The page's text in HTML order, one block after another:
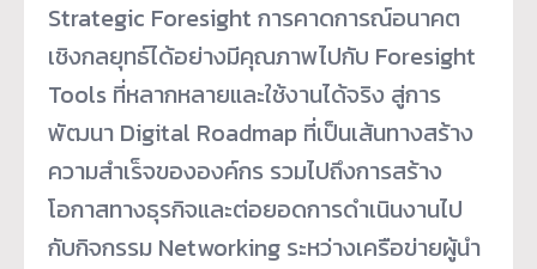
Strategic Foresight การคาดการณ์อนาคต
เชิงกลยุทธ์ได้อย่างมีคุณภาพไปกับ Foresight
Tools ที่หลากหลายและใช้งานได้จริง สู่การ
พัฒนา Digital Roadmap ที่เป็นเส้นทางสร้าง
ความสำเร็จขององค์กร รวมไปถึงการสร้าง
โอกาสทางธุรกิจและต่อยอดการดำเนินงานไป
กับกิจกรรม Networking ระหว่างเครือข่ายผู้นำ